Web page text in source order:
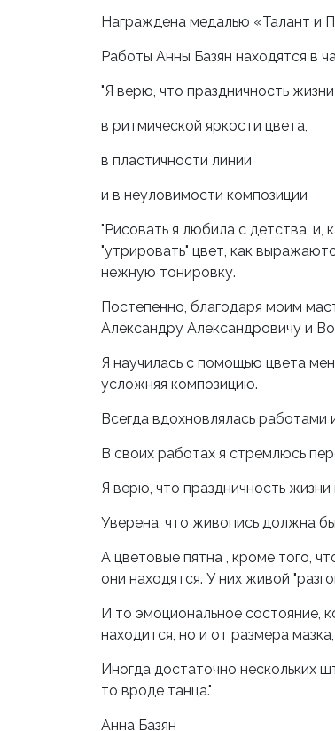
Награждена медалью «Талант и
Работы Анны Базян находятся в
"Я верю, что праздничность
в ритмической яркости цвета,
в пластичности линии
и в неуловимости композиции
"Рисовать я любила с детства, и,
"утрировать" цвет, как
нежную тонировку.
Постепенно, благодаря моим
Александру Александровичу и
Я научилась с помощью цвета
усложняя композицию.
Всегда вдохновлялась
В своих работах я стремлюсь
Я верю, что праздничность
Уверена, что живопись должна
А цветовые пятна , кроме того,
они находятся. У них живой
И то эмоциональное состояние,
находится, но и от размера
Иногда достаточно нескольких
то вроде танца."
Анна Базян